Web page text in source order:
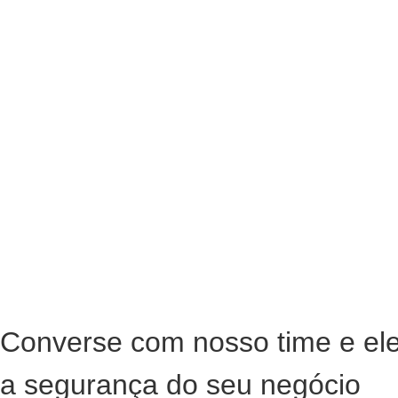
Converse com nosso time e
a segurança do seu negócio